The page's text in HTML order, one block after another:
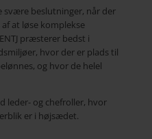
svære beslutninger, når der
at løse komplekse
præsterer bedst i
hvor der er plads til
og hvor de helel
leder- og chefroller, hvor
er i højsædet.